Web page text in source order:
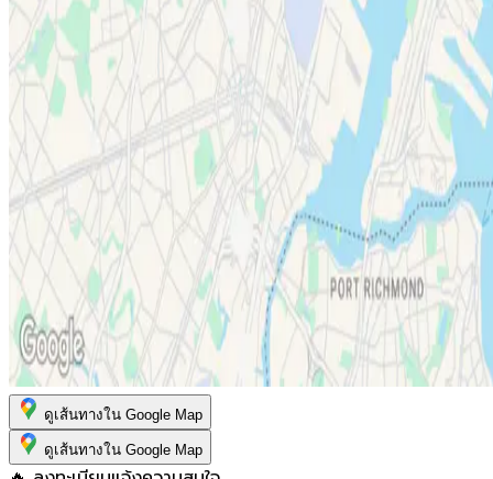
ดูเส้นทางใน Google Map
ดูเส้นทางใน Google Map